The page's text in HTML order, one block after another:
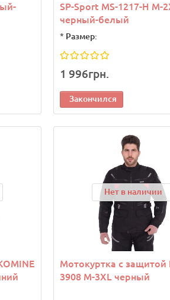
SP-Sport MS-1217-H M-
черный-белый
* Размер:
1 996грн.
Закончился
Нет в наличии
Мотокуртка с защитой
3908 M-3XL черный